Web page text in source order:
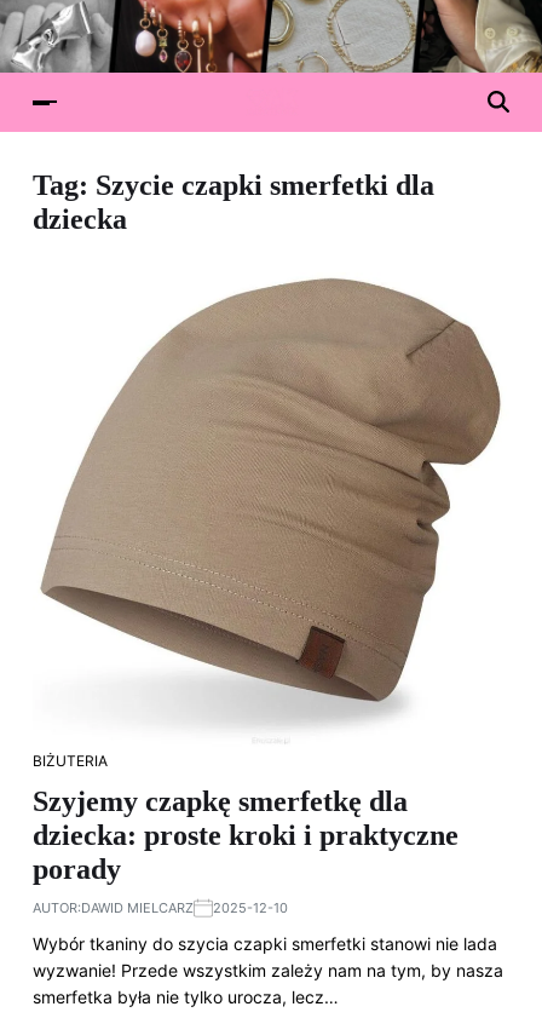
Tag: Szycie czapki smerfetki dla
dziecka
BIŻUTERIA
Szyjemy czapkę smerfetkę dla
dziecka: proste kroki i praktyczne
porady
AUTOR:DAWID MIELCARZ 2025-12-10
Wybór tkaniny do szycia czapki smerfetki stanowi nie lada
wyzwanie! Przede wszystkim zależy nam na tym, by nasza
smerfetka była nie tylko urocza, lecz…